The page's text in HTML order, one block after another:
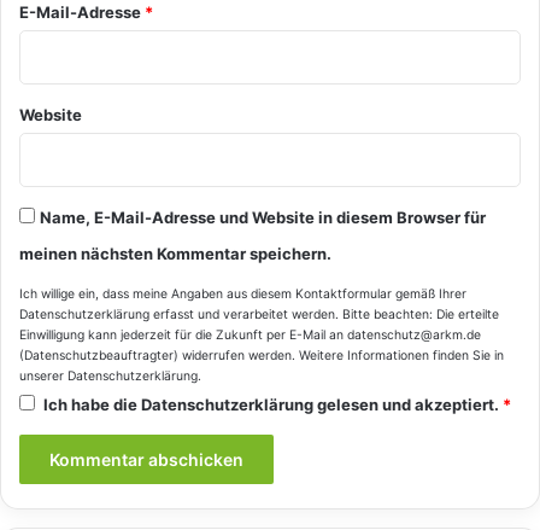
E-Mail-Adresse *
Website
Name, E-Mail-Adresse und Website in diesem Browser für
meinen nächsten Kommentar speichern.
Ich willige ein, dass meine Angaben aus diesem Kontaktformular gemäß Ihrer
Datenschutzerklärung erfasst und verarbeitet werden. Bitte beachten: Die erteilte
Einwilligung kann jederzeit für die Zukunft per E-Mail an datenschutz@arkm.de
(Datenschutzbeauftragter) widerrufen werden. Weitere Informationen finden Sie in
unserer Datenschutzerklärung.
Ich habe dieDatenschutzerklärunggelesen und akzeptiert. *